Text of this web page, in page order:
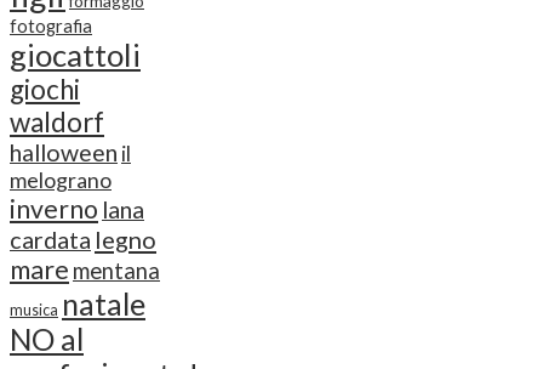
fotografia
giocattoli
giochi
waldorf
halloween il
melograno
inverno lana
cardata legno
mare mentana
musica natale
NO al